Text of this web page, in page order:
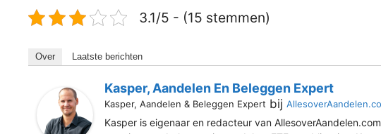
3.1/5 - (15 stemmen)
Over Laatste berichten
Kasper, Aandelen En Beleggen Expert
Kasper, Aandelen & Beleggen Expert bij
Kasper is eigenaar en redacteur van